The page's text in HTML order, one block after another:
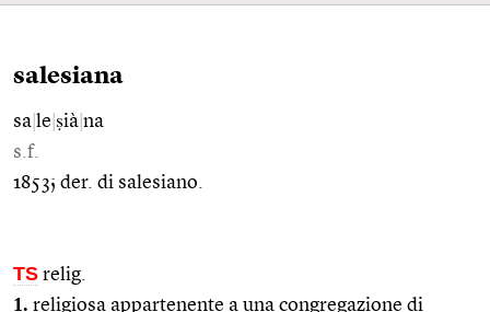
salesiana
sa le ṣià na
s.f.
1853; der. di salesiano.
TS relig.
1. religiosa appartenente a una congregazione di